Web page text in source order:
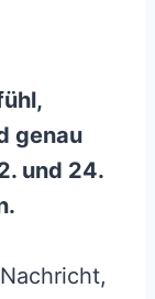
genau
und 24.